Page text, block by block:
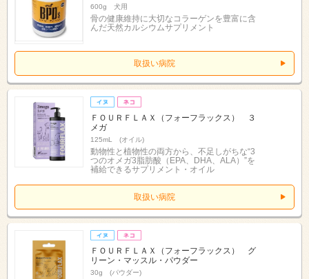
600g 犬用
骨の健康維持に大切なコラーゲンを豊富に含
んだ天然カルシウムサプリメント
取扱い病院
ＦＯＵＲＦＬＡＸ（フォーフラックス） ３
メガ
125mL (オイル)
動物性と植物性の両方から、不足しがちな“3
つのオメガ3脂肪酸（EPA、DHA、ALA）”を
補給できるサプリメント・オイル
取扱い病院
ＦＯＵＲＦＬＡＸ（フォーフラックス） グ
リーン・マッスル・パウダー
30g (パウダー)